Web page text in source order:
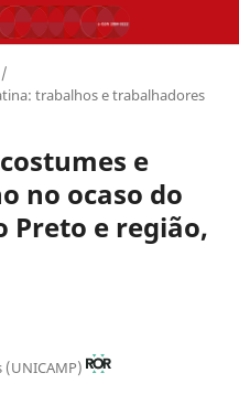
/
trabalhos e trabalhadores
e
no ocaso do
Preto e região,
(UNICAMP)